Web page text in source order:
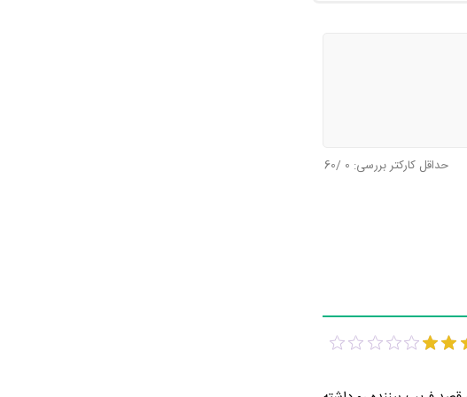
حداقل کارکتر بررسی: 0
/60